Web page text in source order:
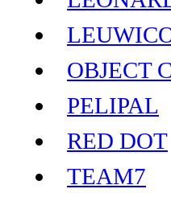
OBJECT
PELIPAL
RED DOT
TEAM7